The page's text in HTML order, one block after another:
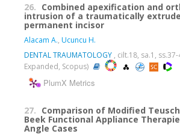
26. Combined apexification and
intrusion of a traumatically
permanent incisor
Alacam A., Ucuncu H.
DENTAL TRAUMATOLOGY , cilt.18, sa.1,
Expanded, Scopus)
PlumX Metrics
27. Comparison of Modified
Beek Functional Appliance
Angle Cases